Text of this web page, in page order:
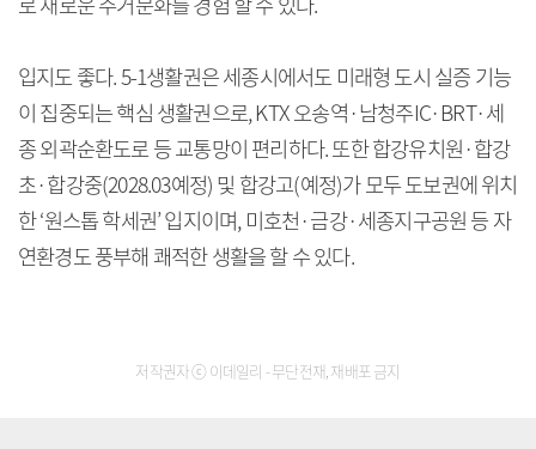
입지도 좋다. 5-1생활권은 세종시에서도 미래형 도시 실증 기능
이 집중되는 핵심 생활권으로, KTX 오송역·남청주IC·BRT·세
종 외곽순환도로 등 교통망이 편리하다. 또한 합강유치원·합강
초·합강중(2028.03예정) 및 합강고(예정)가 모두 도보권에 위치
한 ‘원스톱 학세권’ 입지이며, 미호천·금강·세종지구공원 등 자
연환경도 풍부해 쾌적한 생활을 할 수 있다.
저작권자 ⓒ 이데일리 - 무단전재, 재배포 금지